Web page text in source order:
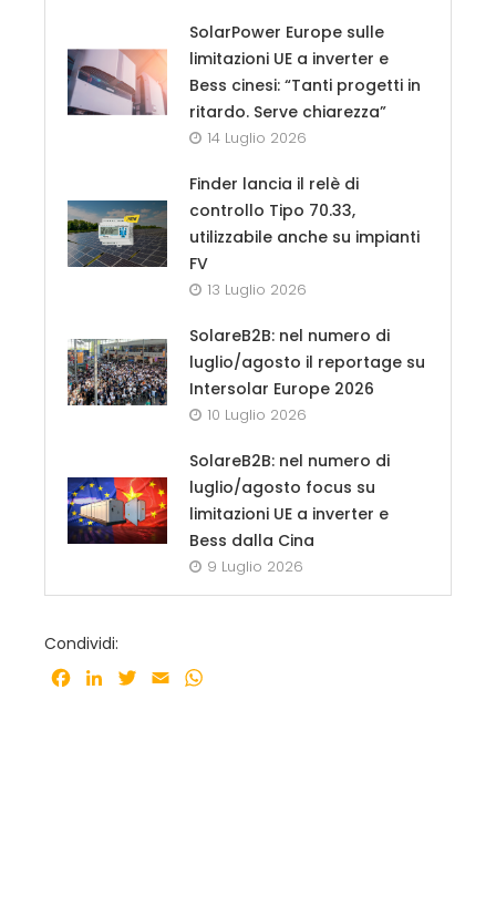
SolarPower Europe sulle
limitazioni UE a inverter e
Bess cinesi: “Tanti progetti in
ritardo. Serve chiarezza”
14 Luglio 2026
Finder lancia il relè di
controllo Tipo 70.33,
utilizzabile anche su impianti
FV
13 Luglio 2026
SolareB2B: nel numero di
luglio/agosto il reportage su
Intersolar Europe 2026
10 Luglio 2026
SolareB2B: nel numero di
luglio/agosto focus su
limitazioni UE a inverter e
Bess dalla Cina
9 Luglio 2026
Condividi:
Facebook
LinkedInTwitter
Email